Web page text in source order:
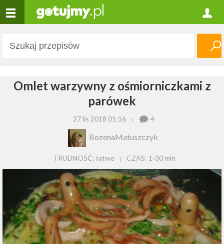
Omlet warzywny z ośmiorniczkami z
parówek
27 lis 2018 01:16 4
BozenaMatuszczyk
TRUDNOŚĆ: łatwe CZAS: 1-30 min